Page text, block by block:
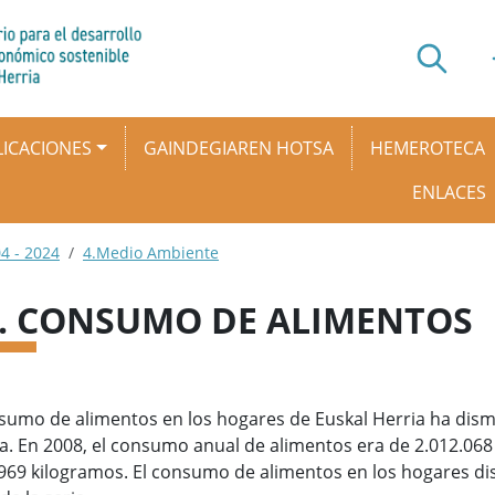
GAINDEGIAREN HOTSA
HEMEROTECA
ENLACES
- 2024 4.Medio Ambiente
CONSUMO DE ALIMENTOS
de alimentos en los hogares de Euskal Herria ha
En 2008, el consumo anual de alimentos era de
kilogramos. El consumo de alimentos en los hogares